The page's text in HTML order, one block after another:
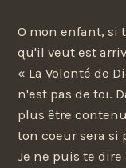
O mon enfant, si
qu'il veut est
« La Volonté de
n'est pas de toi.
plus être
ton coeur sera si
Je ne puis te